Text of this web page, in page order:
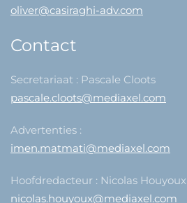
oliver@casiraghi-adv.com
Contact
Secretariaat : Pascale Cloots
pascale.cloots@mediaxel.com
Advertenties :
imen.matmati@mediaxel.com
Hoofdredacteur : Nicolas Houyoux
nicolas.houyoux@mediaxel.com